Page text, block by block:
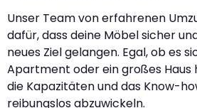
Unser Team von erfahrenen
dafür, dass deine Möbel sicher
neues Ziel gelangen. Egal, ob es
Apartment oder ein großes Haus
die Kapazitäten und das Know-
reibungslos abzuwickeln.